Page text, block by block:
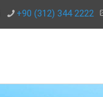
+90 (312) 344 2222